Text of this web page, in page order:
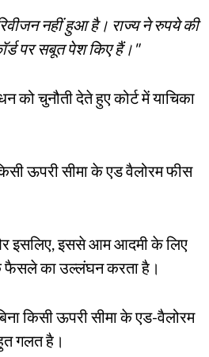
नहीं हुआ है। राज्य ने रुपये की
पर सबूत पेश किए हैं।"
चुनौती देते हुए कोर्ट में याचिका
ऊपरी सीमा के एड वैलोरम फीस
इसलिए, इससे आम आदमी के लिए
के फैसले का उल्लंघन करता है।
किसी ऊपरी सीमा के एड-वैलोरम
गलत है।